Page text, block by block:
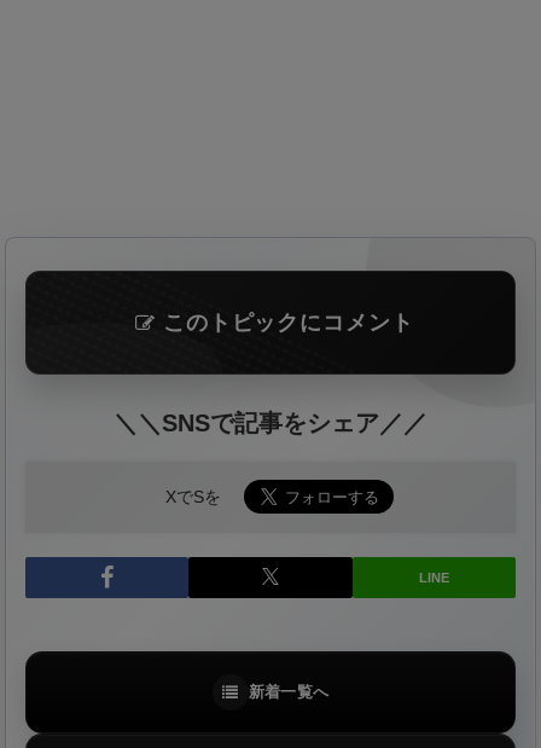
このトピックにコメント
＼＼SNSで記事をシェア／／
XでSを
LINE
新着一覧へ